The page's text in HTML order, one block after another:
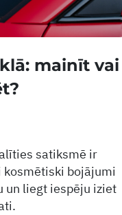
mainīt vai
satiksmē ir
bojājumi
un liegt iespēju iziet